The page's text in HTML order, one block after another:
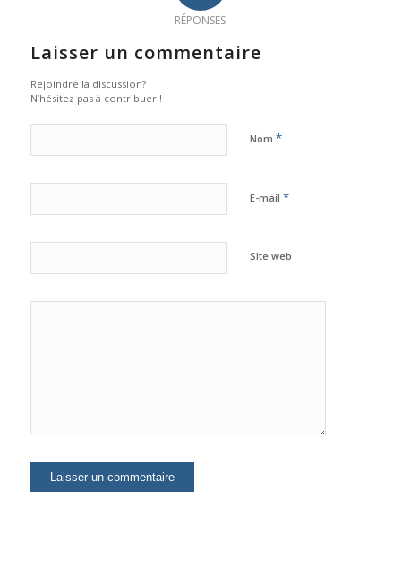
RÉPONSES
Laisser un commentaire
Rejoindre la discussion?
N’hésitez pas à contribuer !
Nom *
E-mail *
Site web